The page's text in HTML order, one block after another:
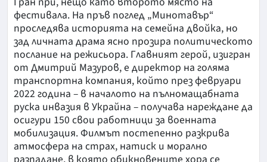
фестивала. На пръв поглед „Минотавър“
проследява историята на семейна двойка, но
зад личната драма ясно прозира политическото
послание на режисьора. Главният герой, изигран
от Дмитрий Мазуров, е директор на голяма
транспортна компания, който през февруари
2022 година – в началото на пълномащабната
руска инвазия в Украйна – получава нареждане да
осигури 150 свои работници за военната
мобилизация. Филмът постепенно разкрива
атмосфера на страх, натиск и морално